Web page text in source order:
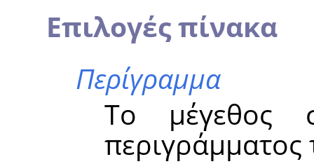
Επιλογές πίνακα
Περίγραμμα
Το μέγεθος
περιγράμματος